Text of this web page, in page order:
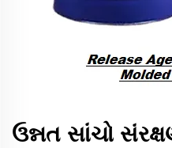
ઉન્નત સાંચો